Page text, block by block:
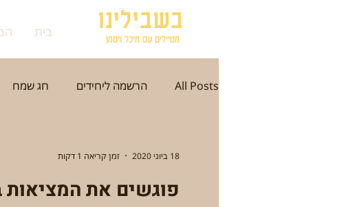
בית בשבילינו
מטיילים עם מיכל ויסמן
All Posts הרשמה ליחידים חג שמח
סתיו חורף אזור הדרום
פוגשים את המציאות
18 ביוני 2020 זמן קריאה 1 דקות